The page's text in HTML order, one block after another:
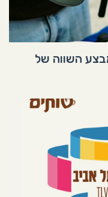
זה המבצע השווה של